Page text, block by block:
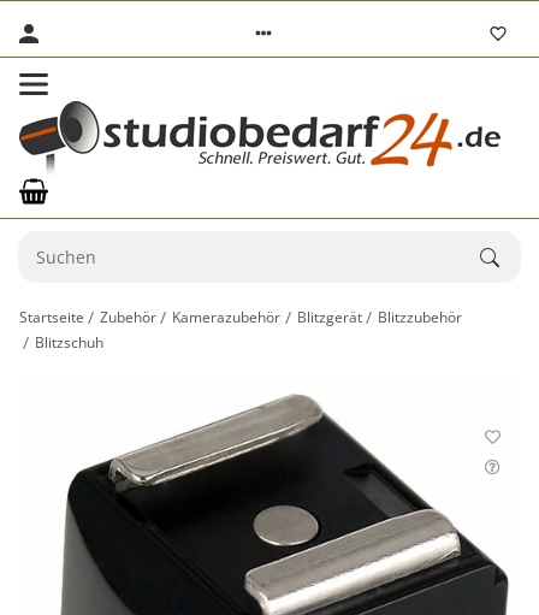
Startseite Zubehör Kamerazubehör Blitzgerät
Blitzzubehör
Blitzschuh